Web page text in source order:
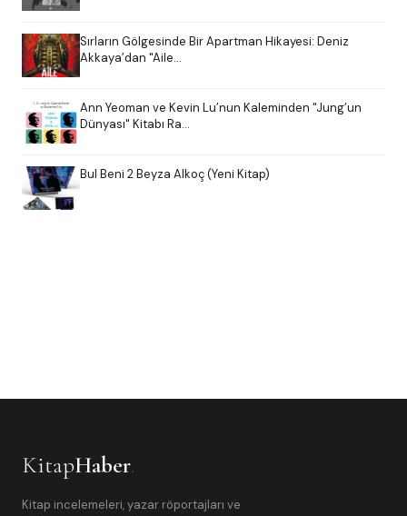
Sırların Gölgesinde Bir Apartman Hikayesi: Deniz
Akkaya’dan "Aile…
Ann Yeoman ve Kevin Lu’nun Kaleminden "Jung’un
Dünyası" Kitabı Ra…
Bul Beni 2 Beyza Alkoç (Yeni Kitap)
KitapHaber.
Kitap incelemeleri, yazar röportajları ve